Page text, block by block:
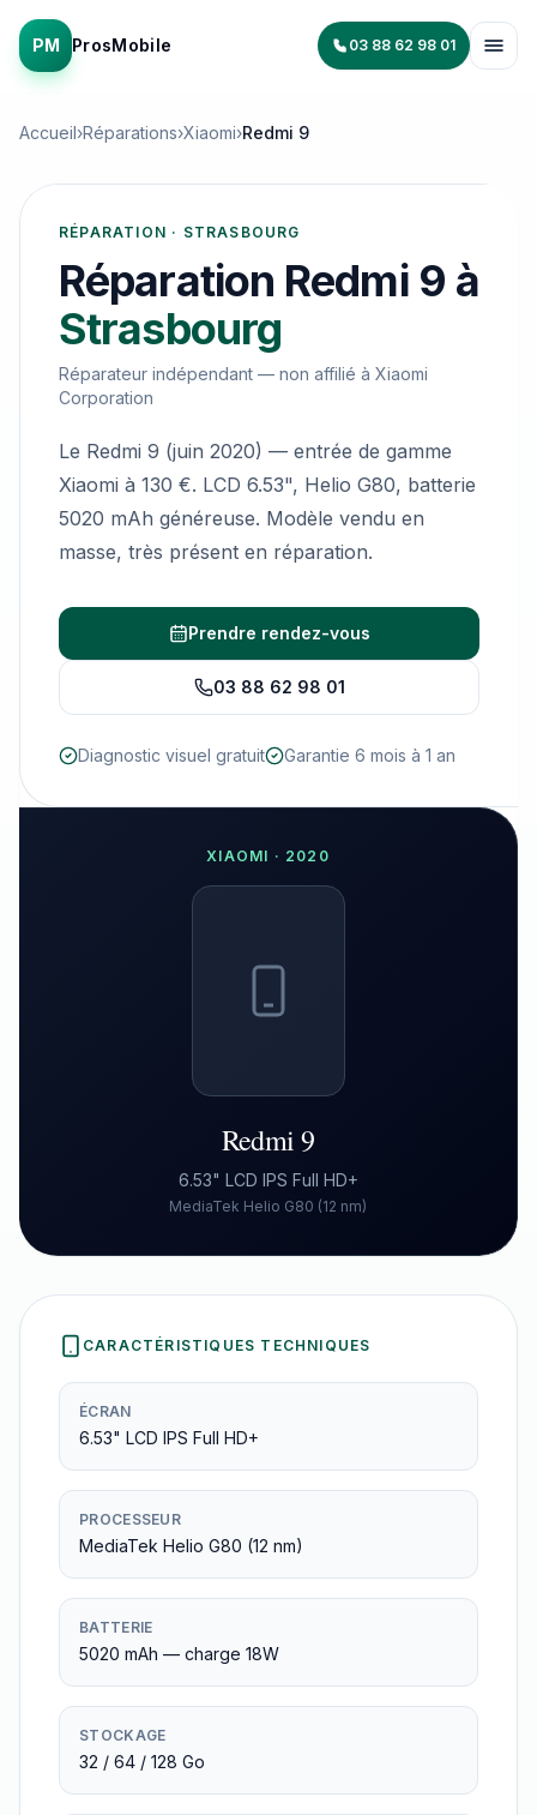
PM ProsMobile 03 88 62 98 01
Accueil›Réparations›Xiaomi›Redmi 9
RÉPARATION · STRASBOURG
Réparation Redmi 9 à
Strasbourg
Réparateur indépendant — non affilié à Xiaomi
Corporation
Le Redmi 9 (juin 2020) — entrée de gamme
Xiaomi à 130 €. LCD 6.53", Helio G80, batterie
5020 mAh généreuse. Modèle vendu en
masse, très présent en réparation.
Prendre rendez-vous
03 88 62 98 01
Diagnostic visuel gratuit Garantie 6 mois à 1 an
XIAOMI · 2020
Redmi 9
6.53" LCD IPS Full HD+
MediaTek Helio G80 (12 nm)
CARACTÉRISTIQUES TECHNIQUES
ÉCRAN
6.53" LCD IPS Full HD+
PROCESSEUR
MediaTek Helio G80 (12 nm)
BATTERIE
5020 mAh — charge 18W
STOCKAGE
32 / 64 / 128 Go